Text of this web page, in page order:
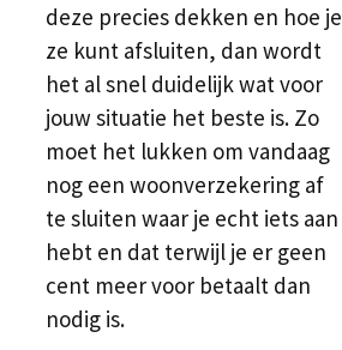
deze precies dekken en hoe je
ze kunt afsluiten, dan wordt
het al snel duidelijk wat voor
jouw situatie het beste is. Zo
moet het lukken om vandaag
nog een woonverzekering af
te sluiten waar je echt iets aan
hebt en dat terwijl je er geen
cent meer voor betaalt dan
nodig is.